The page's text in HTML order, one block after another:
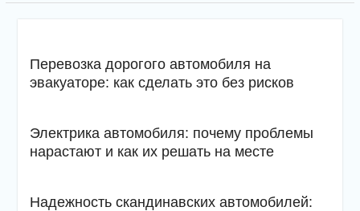
Перевозка дорогого автомобиля на
эвакуаторе: как сделать это без рисков
Электрика автомобиля: почему проблемы
нарастают и как их решать на месте
Надежность скандинавских автомобилей: